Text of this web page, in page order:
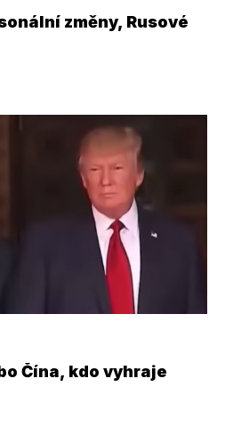
změny, Rusové
Čína, kdo vyhraje